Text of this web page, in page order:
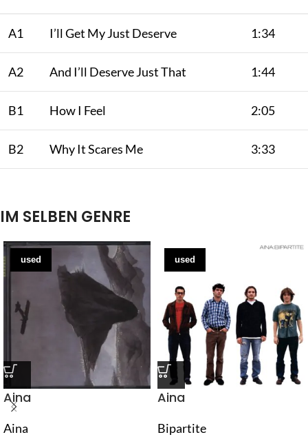
A1 I’ll Get My Just Deserve 1:34
A2 And I’ll Deserve Just That 1:44
B1 How I Feel 2:05
B2 Why It Scares Me 3:33
IM SELBEN GENRE
used
Aina
Aina
used
Aina
Bipartite